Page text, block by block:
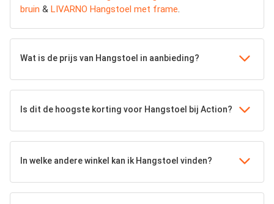
bruin & LIVARNO Hangstoel met frame
Wat is de prijs van Hangstoel in aanbieding?
Is dit de hoogste korting voor Hangstoel bij Action?
In welke andere winkel kan ik Hangstoel vinden?